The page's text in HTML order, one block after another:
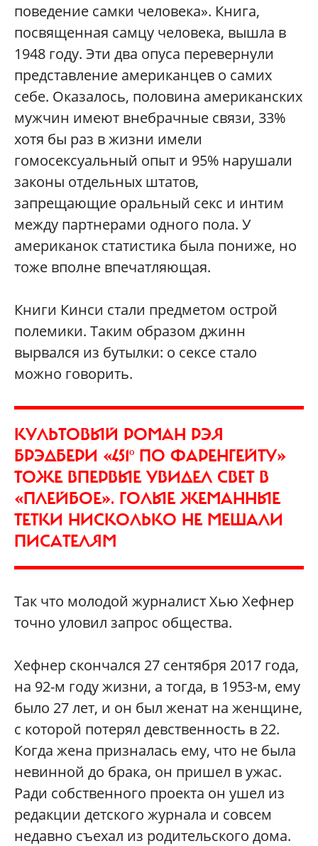
поведение самки человека». Книга,
посвященная самцу человека, вышла в
1948 году. Эти два опуса перевернули
представление американцев о самих
себе. Оказалось, половина американских
мужчин имеют внебрачные связи, 33%
хотя бы раз в жизни имели
гомосексуальный опыт и 95% нарушали
законы отдельных штатов,
запрещающие оральный секс и интим
между партнерами одного пола. У
американок статистика была пониже, но
тоже вполне впечатляющая.
Книги Кинси стали предметом острой
полемики. Таким образом джинн
вырвался из бутылки: о сексе стало
можно говорить.
КУЛЬТОВЫЙ РОМАН РЭЯ
БРЭДБЕРИ «451º ПО ФАРЕНГЕЙТУ»
ТОЖЕ ВПЕРВЫЕ УВИДЕЛ СВЕТ В
«ПЛЕЙБОЕ». ГОЛЫЕ ЖЕМАННЫЕ
ТЕТКИ НИСКОЛЬКО НЕ МЕШАЛИ
ПИСАТЕЛЯМ
Так что молодой журналист Хью Хефнер
точно уловил запрос общества.
Хефнер скончался 27 сентября 2017 года,
на 92-м году жизни, а тогда, в 1953-м, ему
было 27 лет, и он был женат на женщине,
с которой потерял девственность в 22.
Когда жена призналась ему, что не была
невинной до брака, он пришел в ужас.
Ради собственного проекта он ушел из
редакции детского журнала и совсем
недавно съехал из родительского дома.